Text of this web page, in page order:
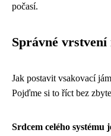
počasí.
Správné
Jak postavit vsakovací
Pojďme si to říct bez
Srdcem celého systému